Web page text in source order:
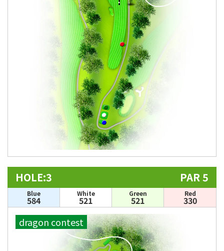
HOLE:3 PAR 5
Blue
584
White
521
Green
521
Red
330
dragon contest